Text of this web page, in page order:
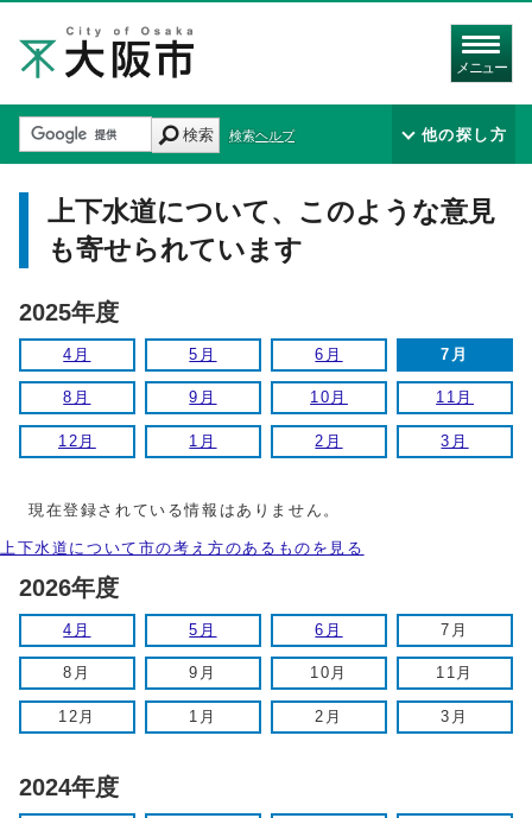
メニュー
検索 検索ヘルプ 他の探し方
上下水道について、このような意見
も寄せられています
2025年度
4月 5月 6月 7月
8月 9月 10月 11月
12月 1月 2月 3月
現在登録されている情報はありません。
上下水道について市の考え方のあるものを見る
2026年度
4月 5月 6月 7月
8月 9月 10月 11月
12月 1月 2月 3月
2024年度